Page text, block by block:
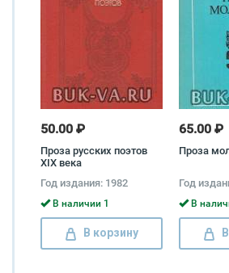
50.00 ₽
Проза русских поэтов
XIX века
Год издания: 1982
В наличии 1
В корзину
65.00 ₽
Проза
Год
В